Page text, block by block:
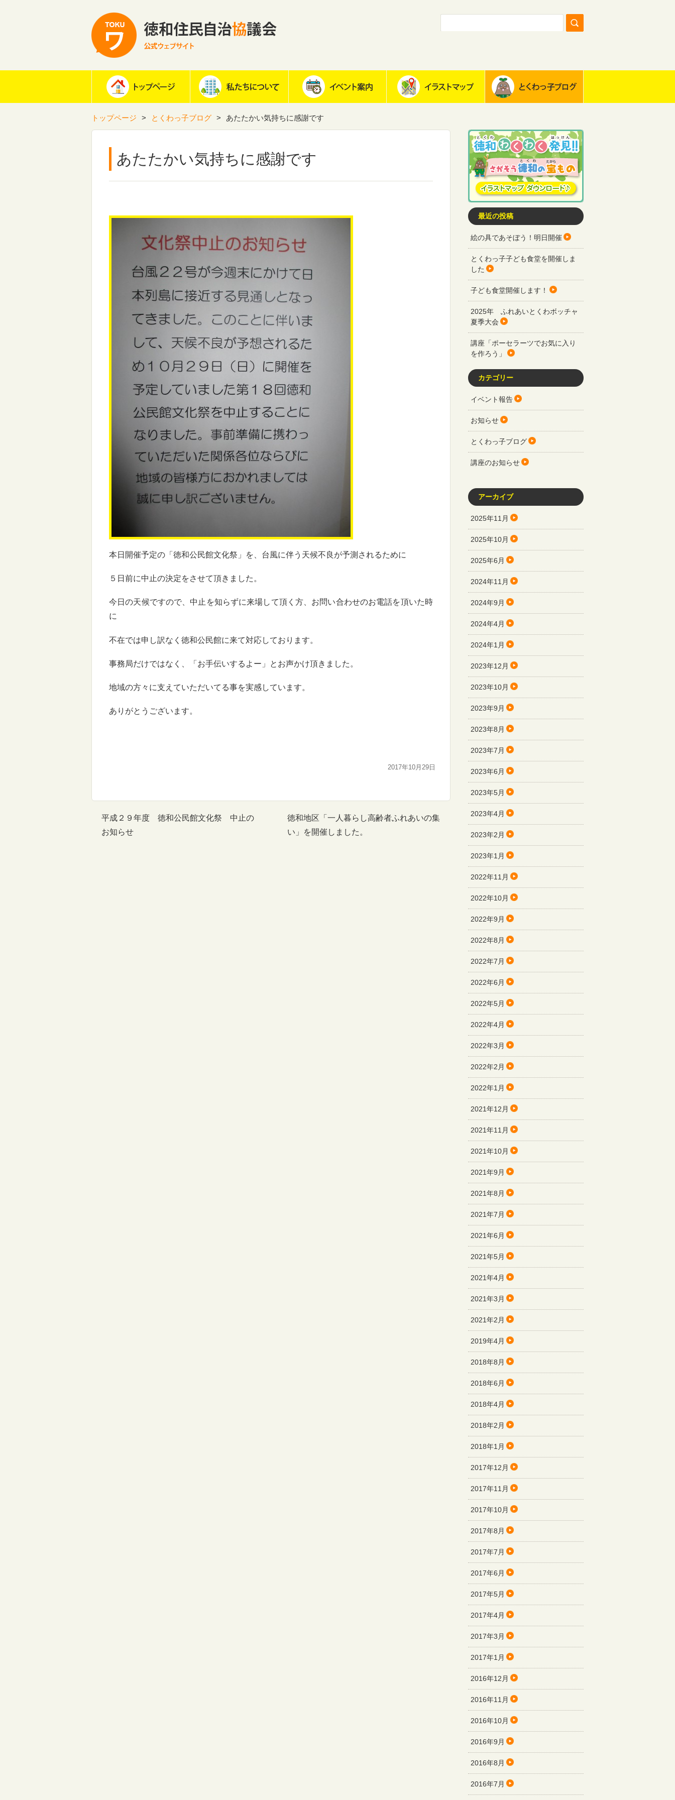
トップページ とくわっ子ブログ あたたかい気持ちに感謝です
あたたかい気持ちに感謝です
本日開催予定の「徳和公民館文化祭」を、台風に伴う天候不良が予測されるために
５日前に中止の決定をさせて頂きました。
今日の天候ですので、中止を知らずに来場して頂く方、お問い合わせのお電話を頂いた時
に
不在では申し訳なく徳和公民館に来て対応しております。
事務局だけではなく、「お手伝いするよー」とお声かけ頂きました。
地域の方々に支えていただいてる事を実感しています。
ありがとうございます。
2017年10月29日
平成２９年度 徳和公民館文化祭 中止の
お知らせ
徳和地区「一人暮らし高齢者ふれあいの集
い」を開催しました。
最近の投稿
絵の具であそぼう！明日開催
とくわっ子子ども食堂を開催しま
した
子ども食堂開催します！
2025年 ふれあいとくわボッチャ
夏季大会
講座「ポーセラーツでお気に入り
を作ろう」
カテゴリー
イベント報告
お知らせ
とくわっ子ブログ
講座のお知らせ
アーカイブ
2025年11月
2025年10月
2025年6月
2024年11月
2024年9月
2024年4月
2024年1月
2023年12月
2023年10月
2023年9月
2023年8月
2023年7月
2023年6月
2023年5月
2023年4月
2023年2月
2023年1月
2022年11月
2022年10月
2022年9月
2022年8月
2022年7月
2022年6月
2022年5月
2022年4月
2022年3月
2022年2月
2022年1月
2021年12月
2021年11月
2021年10月
2021年9月
2021年8月
2021年7月
2021年6月
2021年5月
2021年4月
2021年3月
2021年2月
2019年4月
2018年8月
2018年6月
2018年4月
2018年2月
2018年1月
2017年12月
2017年11月
2017年10月
2017年8月
2017年7月
2017年6月
2017年5月
2017年4月
2017年3月
2017年1月
2016年12月
2016年11月
2016年10月
2016年9月
2016年8月
2016年7月